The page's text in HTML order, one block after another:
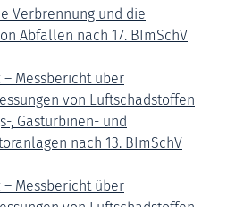
Verbrennung und die
Abfällen nach 17. BImSchV
Messbericht über
von Luftschadstoffen
, Gasturbinen- und
nach 13. BImSchV
Messbericht über